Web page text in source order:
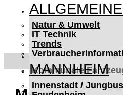
Natur & Umwelt
IT Technik
Trends
MANNHEIM
Innenstadt /
< UKRAINE >
Kommunale
Czernowitz
Nutzfahrzeuge für